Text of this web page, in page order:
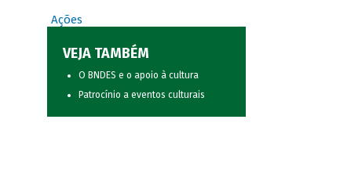
Ações
VEJA TAMBÉM
O BNDES e o apoio à cultura
Patrocínio a eventos culturais